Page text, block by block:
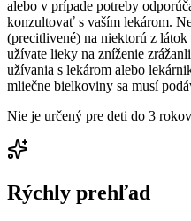
alebo v prípade potreby
konzultovať s vaším lekárom.
(precitlivené) na niektorú z
užívate lieky na zníženie
užívania s lekárom alebo
mliečne bielkoviny sa musí
Nie je určený pre deti do 3
Rýchly prehľad